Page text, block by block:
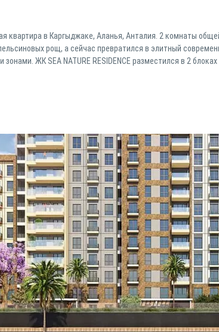
квартира в Каргыджаке, Аланья, Анталия. 2 комнаты
рощ, а сейчас превратился в элитный
ЖК SEA NATURE RESIDENCE разместился в 2 блоках